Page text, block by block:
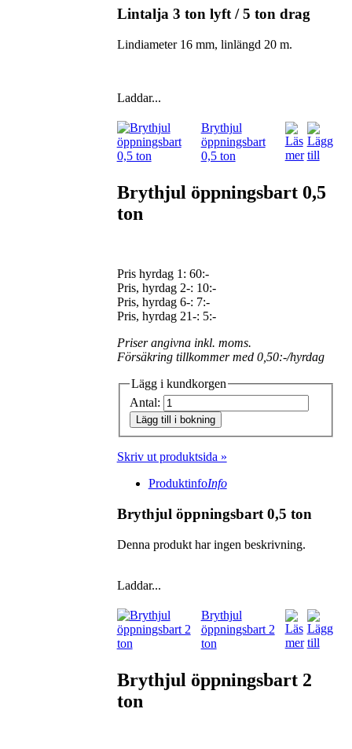
Lintalja 3 ton lyft / 5 ton drag
Lindiameter 16 mm, linlängd 20 m.
Laddar...
Brythjul
öppningsbart
0,5 ton
Brythjul öppningsbart 0,5
ton
Pris hyrdag 1: 60:-
Pris, hyrdag 2-: 10:-
Pris, hyrdag 6-: 7:-
Pris, hyrdag 21-: 5:-
Priser angivna inkl. moms.
Försäkring tillkommer med 0,50:-/hyrdag
Lägg i kundkorgen
Antal:
Lägg till i bokning
Skriv ut produktsida »
ProduktinfoInfo
Brythjul öppningsbart 0,5 ton
Denna produkt har ingen beskrivning.
Laddar...
Brythjul
öppningsbart 2
ton
Brythjul öppningsbart 2
ton